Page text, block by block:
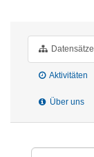
Datensätze
Aktivitäten
Über uns